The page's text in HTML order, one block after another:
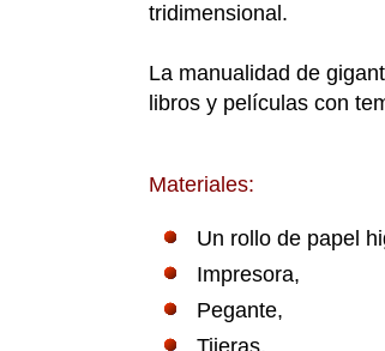
tridimensional.
La manualidad de
libros y películas con
Materiales:
Un rollo de papel
Impresora,
Pegante,